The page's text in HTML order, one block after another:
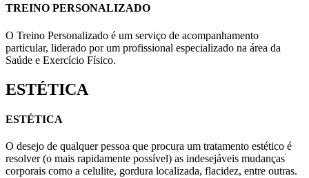
TREINO PERSONALIZADO
O Treino Personalizado é um serviço de acompanhamento
particular, liderado por um profissional especializado na área da
Saúde e Exercício Físico.
ESTÉTICA
ESTÉTICA
O desejo de qualquer pessoa que procura um tratamento estético é
resolver (o mais rapidamente possível) as indesejáveis mudanças
corporais como a celulite, gordura localizada, flacidez, entre outras.